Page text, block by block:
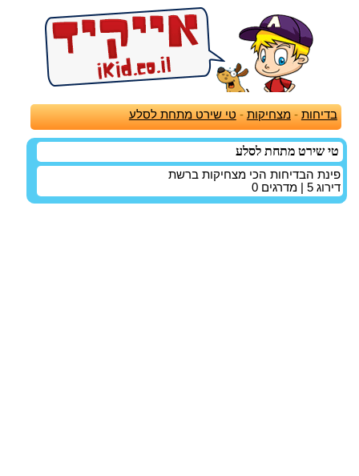
בדיחות -מצחיקות - טי שירט מתחת לסלע
טי שירט מתחת לסלע
פינת הבדיחות הכי מצחיקות ברשת
דירוג 5 | מדרגים 0